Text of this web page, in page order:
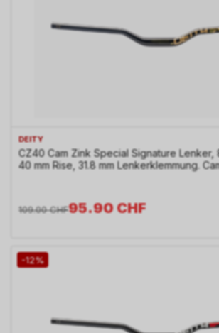
DEITY
CZ40 Cam Zink Special Signature Lenker,
40 mm Rise, 31.8 mm Lenkerklemmung.
95.90CHF
109.00 CHF
-12%